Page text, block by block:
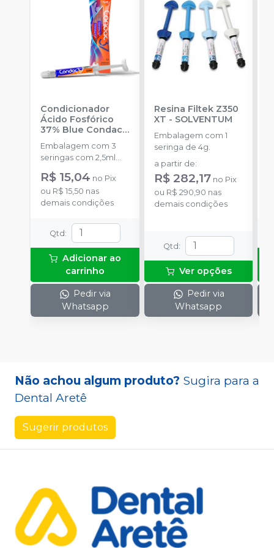
Condicionador
Ácido Fosfórico
37% Blue Condac-
FGM
Embalagem com 3
seringas com 2,5ml
ponteiras para
aplicação.
R$ 15,04 no Pix
ou R$ 15,50 nas
demais condições
Qtd:
Adicionar ao
carrinho
Pedir via
Whatsapp
Resina Filtek Z350
XT - SOLVENTUM
Embalagem com 1
seringa de 4g.
a partir de:
R$ 282,17 no Pix
ou R$ 290,90 nas
demais condições
Qtd:
Ver opções
Pedir via
Whatsapp
Não achou algum produto? Sugira para a
Dental Aretê
Sugerir produtos